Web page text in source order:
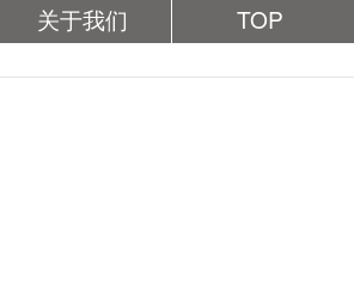
关于我们 TOP